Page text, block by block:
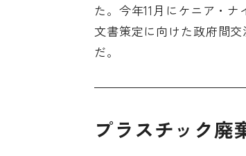
た。今年11月にケニア・
文書策定に向けた政府間
だ。
プラスチック廃